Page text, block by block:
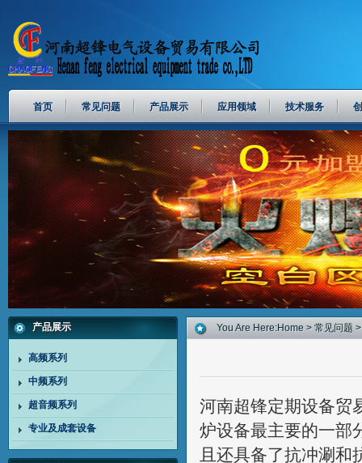
首页 常见问题 产品展示 应用领域 技术服务
产品展示
高频系列
中频系列
超音频系列
专业及成套设备
You Are Here:Home > 常见问题
河南超锋定期设备贸
炉设备最主要的一部
且还具备了抗冲涮